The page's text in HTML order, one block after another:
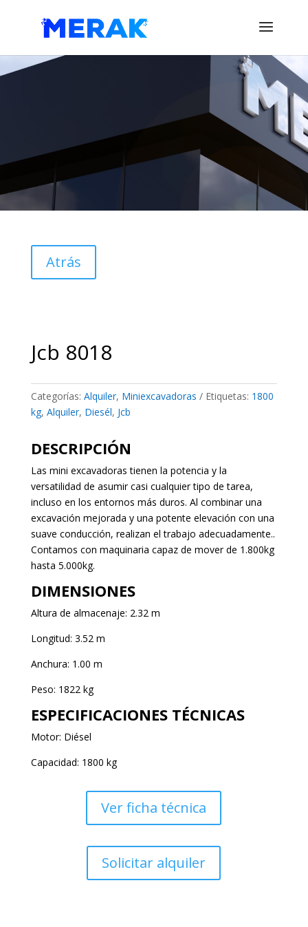
Atrás
Jcb 8018
Categorías: Alquiler, Miniexcavadoras Etiquetas: 1800
kg, Alquiler, Diesél, Jcb
DESCRIPCIÓN
Las mini excavadoras tienen la potencia y la
versatilidad de asumir casi cualquier tipo de tarea,
incluso en los entornos más duros. Al combinar una
excavación mejorada y una potente elevación con una
suave conducción, realizan el trabajo adecuadamente..
Contamos con maquinaria capaz de mover de 1.800kg
hasta 5.000kg.
DIMENSIONES
Altura de almacenaje: 2.32 m
Longitud: 3.52 m
Anchura: 1.00 m
Peso: 1822 kg
ESPECIFICACIONES TÉCNICAS
Motor: Diésel
Capacidad: 1800 kg
Ver ficha técnica
Solicitar alquiler